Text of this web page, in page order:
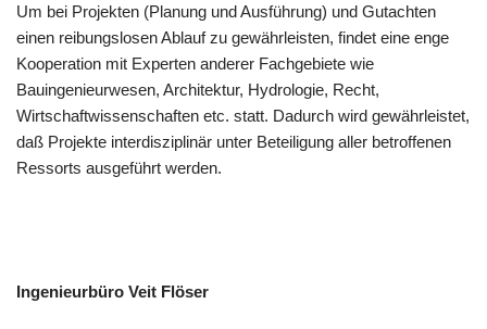
Um bei Projekten (Planung und Ausführung) und Gutachten
einen reibungslosen Ablauf zu gewährleisten, findet eine enge
Kooperation mit Experten anderer Fachgebiete wie
Bauingenieurwesen, Architektur, Hydrologie, Recht,
Wirtschaftwissenschaften etc. statt. Dadurch wird gewährleistet,
daß Projekte interdisziplinär unter Beteiligung aller betroffenen
Ressorts ausgeführt werden.
Ingenieurbüro Veit Flöser